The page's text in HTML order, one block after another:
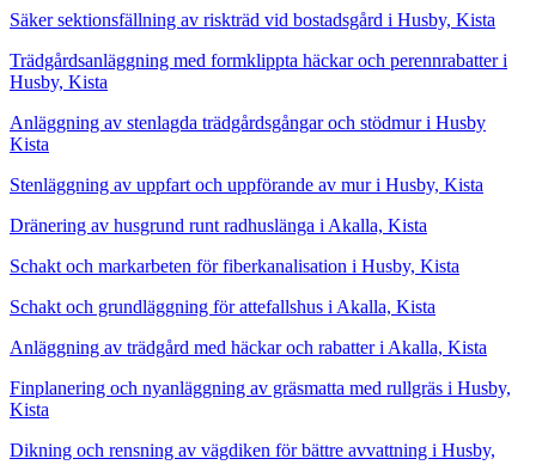
Säker sektionsfällning av riskträd vid bostadsgård i Husby, Kista
Trädgårdsanläggning med formklippta häckar och perennrabatter i
Husby, Kista
Anläggning av stenlagda trädgårdsgångar och stödmur i Husby
Kista
Stenläggning av uppfart och uppförande av mur i Husby, Kista
Dränering av husgrund runt radhuslänga i Akalla, Kista
Schakt och markarbeten för fiberkanalisation i Husby, Kista
Schakt och grundläggning för attefallshus i Akalla, Kista
Anläggning av trädgård med häckar och rabatter i Akalla, Kista
Finplanering och nyanläggning av gräsmatta med rullgräs i Husby,
Kista
Dikning och rensning av vägdiken för bättre avvattning i Husby,